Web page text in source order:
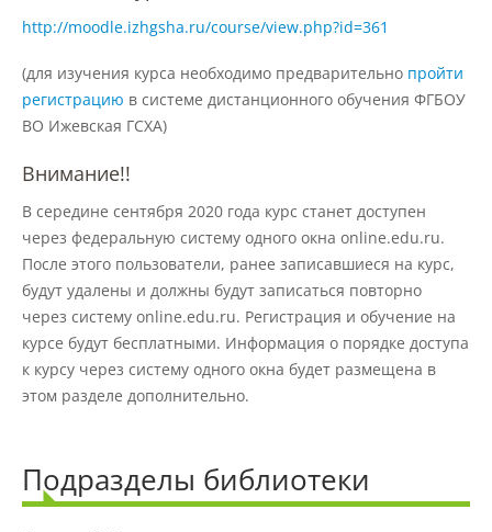
Подготовка к ЕГЭ и ОГЭ
Профориентация
День открытых дверей
Иностранным гражданам
Конкурсные списки абитуриентов
Студентам
и молодежной политике
http://moodle.izhgsha.ru/course/view.php?id=361
(для изучения курса необходимо предварительно пройти
регистрацию в системе дистанционного обучения ФГБОУ
ВО Ижевская ГСХА)
Внимание!!
В середине сентября 2020 года курс станет доступен
через федеральную систему одного окна online.edu.ru.
После этого пользователи, ранее записавшиеся на курс,
будут удалены и должны будут записаться повторно
через систему online.edu.ru. Регистрация и обучение на
курсе будут бесплатными. Информация о порядке доступа
к курсу через систему одного окна будет размещена в
этом разделе дополнительно.
Подразделы библиотеки